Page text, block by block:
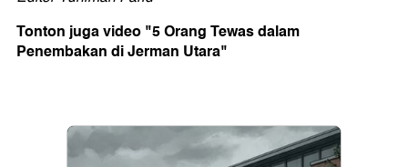
Tonton juga video "5 Orang Tewas dalam
Penembakan di Jerman Utara"